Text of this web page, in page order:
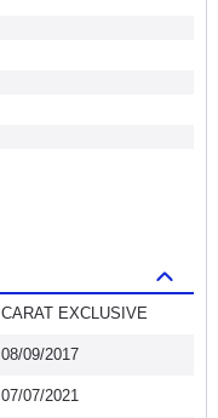
CARAT EXCLUSIVE
08/09/2017
07/07/2021